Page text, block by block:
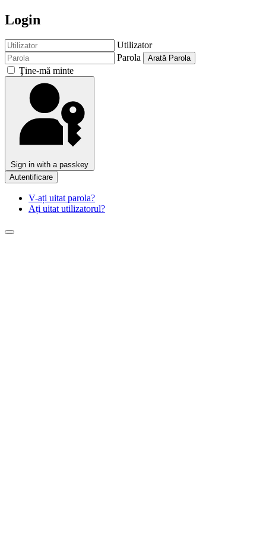
Login
Utilizator
Parola
Arată Parola
Ţine-mă minte
Sign in with a passkey
Autentificare
V-ați uitat parola?
Ați uitat utilizatorul?